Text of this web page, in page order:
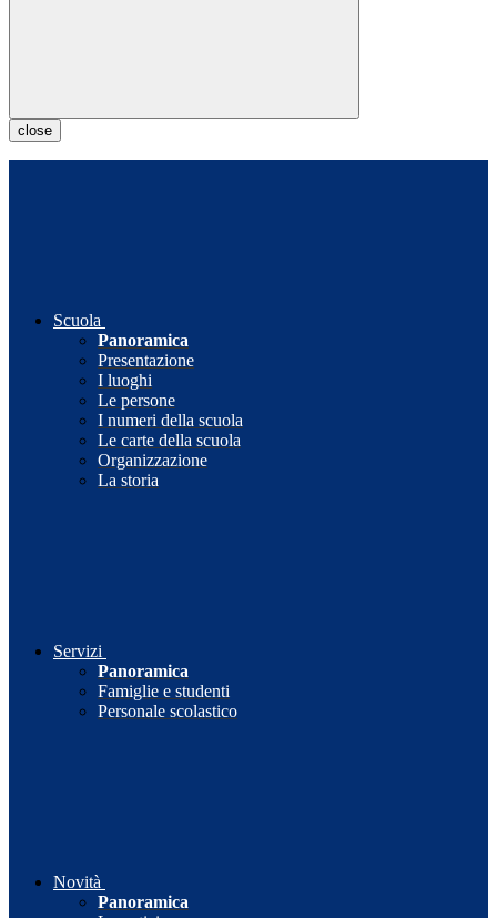
close
Scuola
Panoramica
Presentazione
I luoghi
Le persone
I numeri della scuola
Le carte della scuola
Organizzazione
La storia
Servizi
Panoramica
Famiglie e studenti
Personale scolastico
Novità
Panoramica